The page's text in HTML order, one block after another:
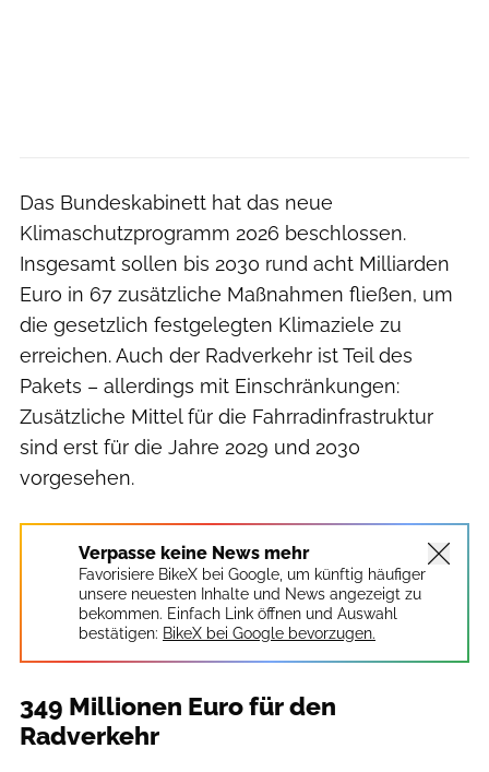
Das Bundeskabinett hat das neue
Klimaschutzprogramm 2026 beschlossen.
Insgesamt sollen bis 2030 rund acht Milliarden
Euro in 67 zusätzliche Maßnahmen fließen, um
die gesetzlich festgelegten Klimaziele zu
erreichen. Auch der Radverkehr ist Teil des
Pakets – allerdings mit Einschränkungen:
Zusätzliche Mittel für die Fahrradinfrastruktur
sind erst für die Jahre 2029 und 2030
vorgesehen.
Verpasse keine News mehr
Favorisiere BikeX bei Google, um künftig häufiger
unsere neuesten Inhalte und News angezeigt zu
bekommen. Einfach Link öffnen und Auswahl
bestätigen: BikeX bei Google bevorzugen.
349 Millionen Euro für den
Radverkehr